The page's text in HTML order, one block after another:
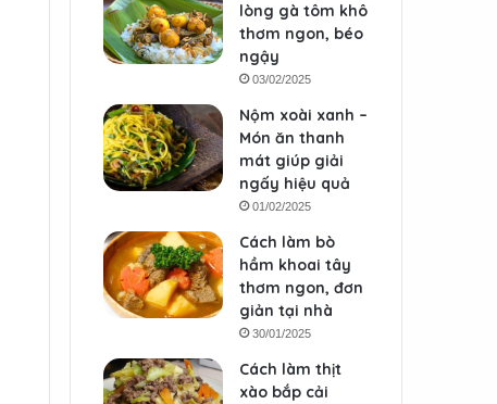
lòng gà tôm khô
thơm ngon, béo
ngậy
03/02/2025
Nộm xoài xanh –
Món ăn thanh
mát giúp giải
ngấy hiệu quả
01/02/2025
Cách làm bò
hầm khoai tây
thơm ngon, đơn
giản tại nhà
30/01/2025
Cách làm thịt
xào bắp cải